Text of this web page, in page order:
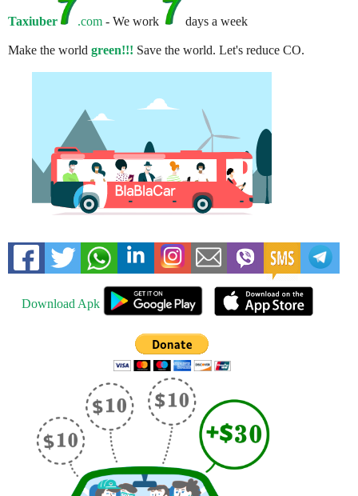
Taxiuber .com - We work days a week
Make the world green!!! Save the world. Let's reduce CO.
Download Apk